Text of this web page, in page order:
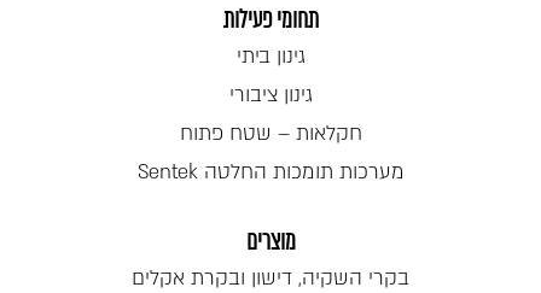
תחומי פעילות
גינון ביתי
גינון ציבורי
חקלאות – שטח פתוח
מערכות תומכות החלטה Sentek
מוצרים
בקרי השקיה, דישון ובקרת אקלים